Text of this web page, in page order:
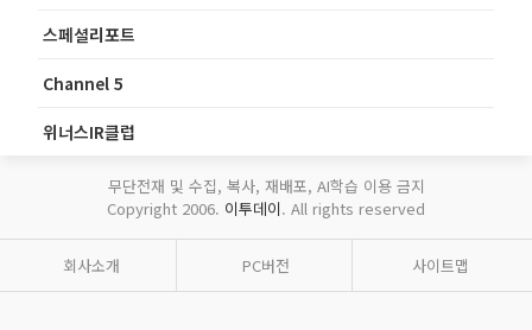
스페셜리포트
Channel 5
위너스IR클럽
무단전재 및 수집, 복사, 재배포, AI학습 이용 금지
Copyright 2006. 이투데이. All rights reserved
회사소개 PC버전 사이트맵